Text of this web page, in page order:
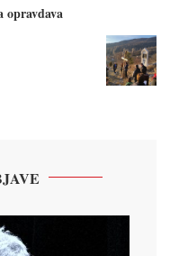
opravdava